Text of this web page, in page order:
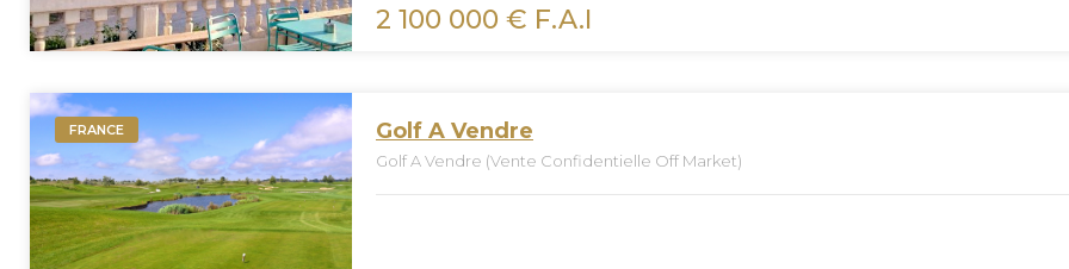
2 100 000 € F.A.I
FRANCE Golf A Vendre
Golf A Vendre (Vente Confidentielle Off Market)